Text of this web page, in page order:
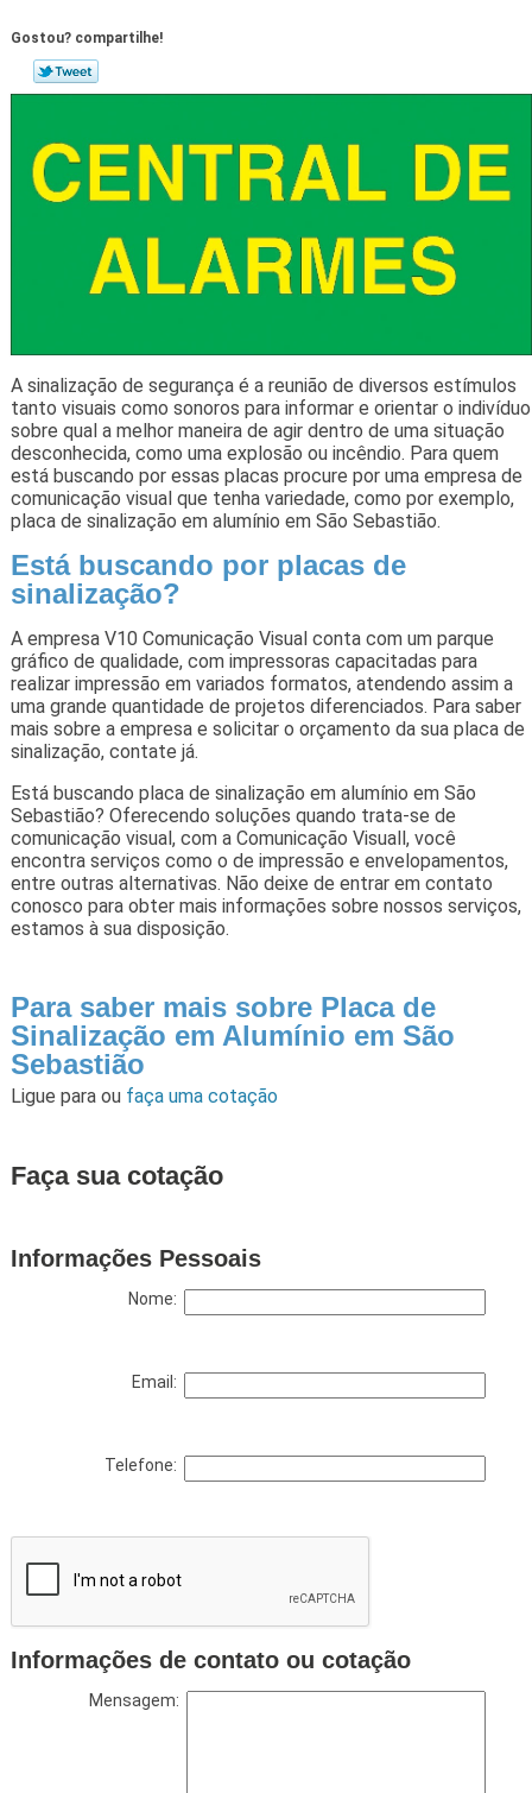
Gostou? compartilhe!
A sinalização de segurança é a reunião de diversos estímulos
tanto visuais como sonoros para informar e orientar o indivíduo
sobre qual a melhor maneira de agir dentro de uma situação
desconhecida, como uma explosão ou incêndio. Para quem
está buscando por essas placas procure por uma empresa de
comunicação visual que tenha variedade, como por exemplo,
placa de sinalização em alumínio em São Sebastião.
Está buscando por placas de
sinalização?
A empresa V10 Comunicação Visual conta com um parque
gráfico de qualidade, com impressoras capacitadas para
realizar impressão em variados formatos, atendendo assim a
uma grande quantidade de projetos diferenciados. Para saber
mais sobre a empresa e solicitar o orçamento da sua placa de
sinalização, contate já.
Está buscando placa de sinalização em alumínio em São
Sebastião? Oferecendo soluções quando trata-se de
comunicação visual, com a Comunicação Visuall, você
encontra serviços como o de impressão e envelopamentos,
entre outras alternativas. Não deixe de entrar em contato
conosco para obter mais informações sobre nossos serviços,
estamos à sua disposição.
Para saber mais sobre Placa de
Sinalização em Alumínio em São
Sebastião
Ligue para ou faça uma cotação
Faça sua cotação
Informações Pessoais
Nome:
Email:
Telefone:
Informações de contato ou cotação
Mensagem: